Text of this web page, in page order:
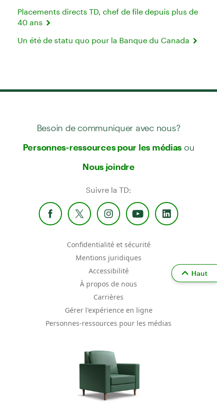
Placements directs TD, chef de file depuis plus de
40 ans
Un été de statu quo pour la Banque du Canada
Besoin de communiquer avec nous?
Personnes-ressources pour les médias ou
Nous joindre
Suivre la TD:
Confidentialité et sécurité
Mentions juridiques
Accessibilité
À propos de nous
Carrières
Gérer l'expérience en ligne
Personnes-ressources pour les médias
Haut